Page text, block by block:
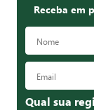
Receba em
Qual sua